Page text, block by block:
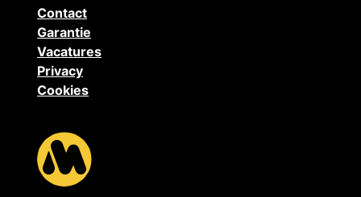
n
t
n
Contact
Garantie
Vacatures
Privacy
Cookies